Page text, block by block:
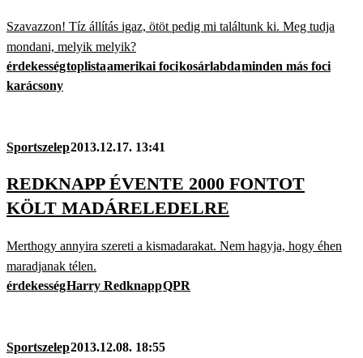
Szavazzon! Tíz állítás igaz, ötöt pedig mi találtunk ki. Meg tudja
mondani, melyik melyik?
érdekességtoplistaamerikai focikosárlabdaminden más foci
karácsony
Sportszelep2013.12.17. 13:41
REDKNAPP ÉVENTE 2000 FONTOT
KÖLT MADÁRELEDELRE
Merthogy annyira szereti a kismadarakat. Nem hagyja, hogy éhen
maradjanak télen.
érdekességHarry RedknappQPR
Sportszelep2013.12.08. 18:55